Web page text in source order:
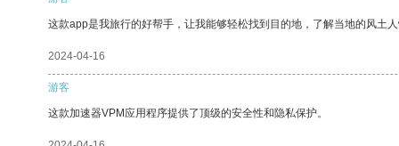
这款app是我旅行的好帮手，让我能够轻松找到目的地，了解当地的风土人
2024-04-16
游客
这款加速器VPM应用程序提供了顶级的安全性和隐私保护。